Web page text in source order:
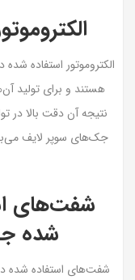
الکتروموتور استفاده
هستند و برای تولید
نتیجه آن دقت بالا در
جک‌های سوپر لایف
شفت‌های
شده
شفت‌های استفاده شده